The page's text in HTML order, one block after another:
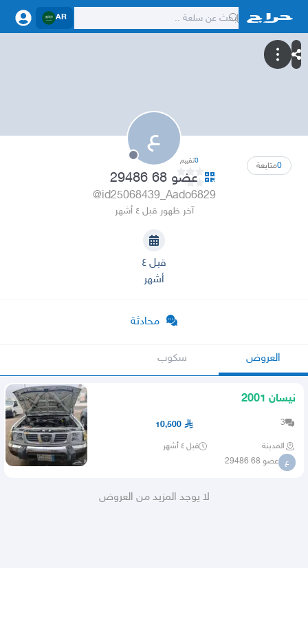
AR
ع
0متابعة 0تقييم
عضو 68 29486
@id25068439_Aado6829
آخر ظهور قبل ٤ أشهر
قبل ٤
أشهر
محادثة
العروض سكوب
نيسان 2001
3
10,500
المدينة قبل ٤ أشهر
ع عضو 68 29486
لا يوجد المزيد من العروض